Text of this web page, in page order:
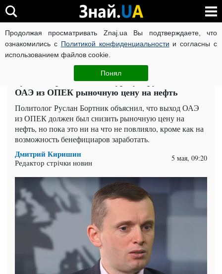
Продолжая просматривать Znaj.ua Вы подтверждаете, что
ознакомились с Политикой конфиденциальности и согласны с
использованием файлов cookie.
Понял
ВОЙНА РОССИИ ПРОТИВ УКРАИНЫ КОРОНАВИРУС В
Политика ЧИТАТИ УКРАЇНСЬКОЮ
Руслан Бортник оценил, урегулирует ли выход
ОАЭ из ОПЕК рыночную цену на нефть
Политолог Руслан Бортник объяснил, что выход ОАЭ
из ОПЕК должен был снизить рыночную цену на
нефть, но пока это ни на что не повлияло, кроме как на
возможность бенефициаров заработать.
Дмитрий Киришин
Редактор стрічки новин 5 мая, 09:20